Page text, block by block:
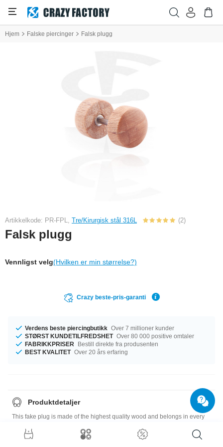
Hjem Falske piercinger Falsk plugg
Artikkelkode: PR-FPL, Tre/Kirurgisk stål 316L (2)
Falsk plugg
Vennligst velg(Hvilken er min størrelse?)
Crazy beste-pris-garanti
Verdens beste piercingbutikk Over 7 millioner kunder
STØRST KUNDETILFREDSHET Over 80 000 positive omtaler
FABRIKKPRISER
Bestill direkte fra produsenten
BEST KVALITET Over 20 års erfaring
Produktdetaljer
This fake plug is made of the highest quality wood and belongs in every
Factory Product, available in seven different types of wood: Cherry,
Beech, Ash, Yellow Poplar, Walnut, Maple and even Mahogany!